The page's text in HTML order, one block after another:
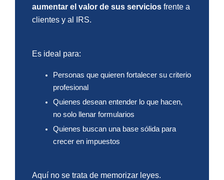
aumentar el valor de sus servicios frente a
clientes y al IRS.
Es ideal para:
Personas que quieren fortalecer su criterio
profesional
Quienes desean entender lo que hacen,
no solo llenar formularios
Quienes buscan una base sólida para
crecer en impuestos
Aquí no se trata de memorizar leyes.